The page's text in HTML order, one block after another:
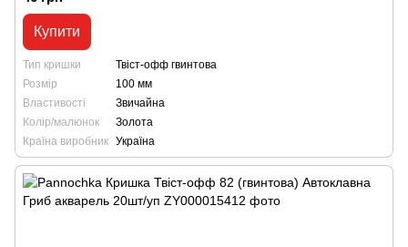
Купити
Тип кришки
Твіст-офф гвинтова
Розмір
100 мм
Властивості
Звичайна
Колір/малюнок
Золота
Країна виробник Україна